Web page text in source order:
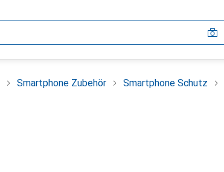
Smartphone Zubehör Smartphone Schutz